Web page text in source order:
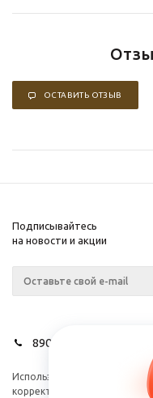
ОСТАВИТЬ ОТЗЫВ
Подписывайтесь
на новости и акции
89028627275
Используем cookies для
корректной работы